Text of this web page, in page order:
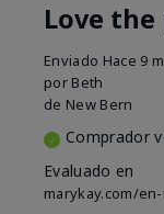
Love
Enviado Hace 9
por Beth
de New Bern
Comprador
Evaluado en
marykay.com/